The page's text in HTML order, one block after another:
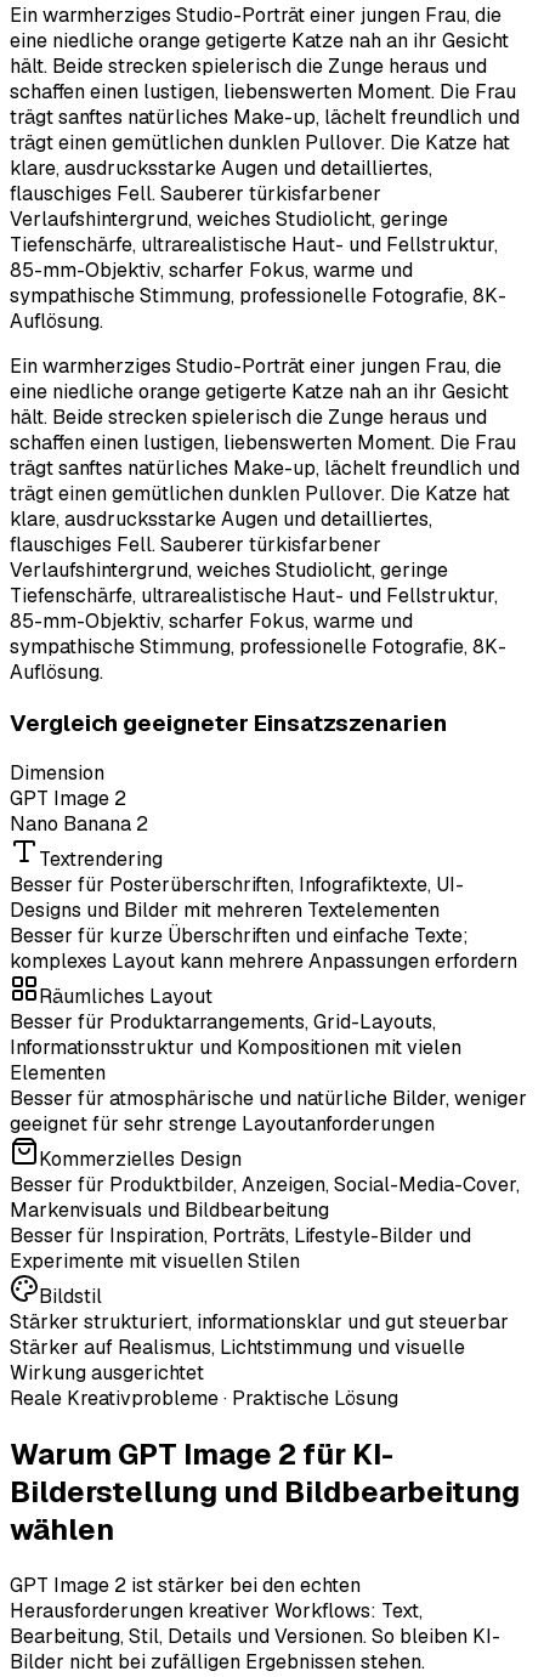
Ein warmherziges Studio-Porträt einer jungen Frau, die
eine niedliche orange getigerte Katze nah an ihr Gesicht
hält. Beide strecken spielerisch die Zunge heraus und
schaffen einen lustigen, liebenswerten Moment. Die Frau
trägt sanftes natürliches Make-up, lächelt freundlich und
trägt einen gemütlichen dunklen Pullover. Die Katze hat
klare, ausdrucksstarke Augen und detailliertes,
flauschiges Fell. Sauberer türkisfarbener
Verlaufshintergrund, weiches Studiolicht, geringe
Tiefenschärfe, ultrarealistische Haut- und Fellstruktur,
85-mm-Objektiv, scharfer Fokus, warme und
sympathische Stimmung, professionelle Fotografie, 8K-
Auflösung.
Ein warmherziges Studio-Porträt einer jungen Frau, die
eine niedliche orange getigerte Katze nah an ihr Gesicht
hält. Beide strecken spielerisch die Zunge heraus und
schaffen einen lustigen, liebenswerten Moment. Die Frau
trägt sanftes natürliches Make-up, lächelt freundlich und
trägt einen gemütlichen dunklen Pullover. Die Katze hat
klare, ausdrucksstarke Augen und detailliertes,
flauschiges Fell. Sauberer türkisfarbener
Verlaufshintergrund, weiches Studiolicht, geringe
Tiefenschärfe, ultrarealistische Haut- und Fellstruktur,
85-mm-Objektiv, scharfer Fokus, warme und
sympathische Stimmung, professionelle Fotografie, 8K-
Auflösung.
Vergleich geeigneter Einsatzszenarien
Dimension
GPT Image 2
Nano Banana 2
Textrendering
Besser für Posterüberschriften, Infografiktexte, UI-
Designs und Bilder mit mehreren Textelementen
Besser für kurze Überschriften und einfache Texte;
komplexes Layout kann mehrere Anpassungen erfordern
Räumliches Layout
Besser für Produktarrangements, Grid-Layouts,
Informationsstruktur und Kompositionen mit vielen
Elementen
Besser für atmosphärische und natürliche Bilder, weniger
geeignet für sehr strenge Layoutanforderungen
Kommerzielles Design
Besser für Produktbilder, Anzeigen, Social-Media-Cover,
Markenvisuals und Bildbearbeitung
Besser für Inspiration, Porträts, Lifestyle-Bilder und
Experimente mit visuellen Stilen
Bildstil
Stärker strukturiert, informationsklar und gut steuerbar
Stärker auf Realismus, Lichtstimmung und visuelle
Wirkung ausgerichtet
Reale Kreativprobleme · Praktische Lösung
Warum GPT Image 2 für KI-
Bilderstellung und Bildbearbeitung
wählen
GPT Image 2 ist stärker bei den echten
Herausforderungen kreativer Workflows: Text,
Bearbeitung, Stil, Details und Versionen. So bleiben KI-
Bilder nicht bei zufälligen Ergebnissen stehen.